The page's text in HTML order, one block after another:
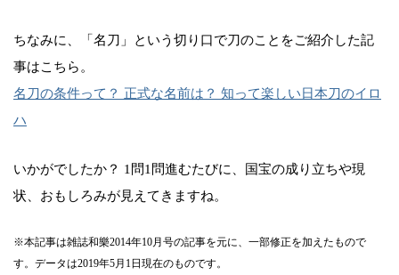
ちなみに、「名刀」という切り口で刀のことをご紹介した記
事はこちら。
名刀の条件って？ 正式な名前は？ 知って楽しい日本刀のイロ
ハ
いかがでしたか？ 1問1問進むたびに、国宝の成り立ちや現
状、おもしろみが見えてきますね。
※本記事は雑誌和樂2014年10月号の記事を元に、一部修正を加えたもので
す。データは2019年5月1日現在のものです。